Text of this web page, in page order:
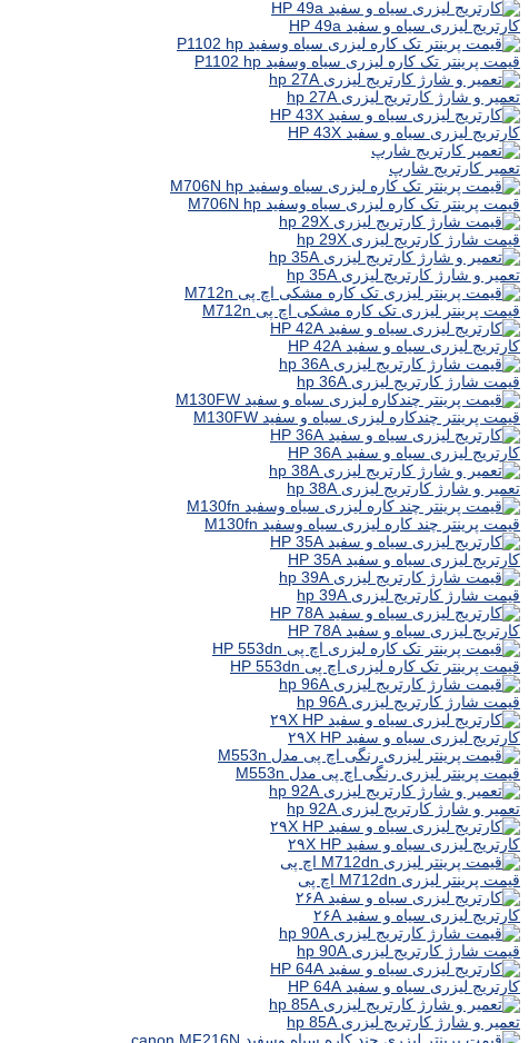
کارتریج لیزری سیاه و سفید HP 49a
قیمت پرینتر تک کاره لیزری سیاه وسفید P1102 hp
تعمیر و شارژ کارتریج لیزری hp 27A
کارتریج لیزری سیاه و سفید HP 43X
تعمیر کارتریج شارپ
قیمت پرینتر تک کاره لیزری سیاه وسفید M706N hp
قیمت شارژ کارتریج لیزری hp 29X
تعمیر و شارژ کارتریج لیزری hp 35A
قیمت پرینتر لیزری تک کاره مشکی اچ پی M712n
کارتریج لیزری سیاه و سفید HP 42A
قیمت شارژ کارتریج لیزری hp 36A
قیمت پرینتر چندکاره لیزری سیاه و سفید M130FW
کارتریج لیزری سیاه و سفید HP 36A
تعمیر و شارژ کارتریج لیزری hp 38A
قیمت پرینتر چند کاره لیزری سیاه وسفید M130fn
کارتریج لیزری سیاه و سفید HP 35A
قیمت شارژ کارتریج لیزری hp 39A
کارتریج لیزری سیاه و سفید HP 78A
قیمت پرینتر تک کاره لیزری اچ پی HP 553dn
قیمت شارژ کارتریج لیزری hp 96A
کارتریج لیزری سیاه و سفید ۲۹X HP
قیمت پرینتر لیزری رنگی اچ پی مدل M553n
تعمیر و شارژ کارتریج لیزری hp 92A
کارتریج لیزری سیاه و سفید ۲۹X HP
قیمت پرینتر لیزری M712dn اچ پی
کارتریج لیزری سیاه و سفید ۲۶A
قیمت شارژ کارتریج لیزری hp 90A
کارتریج لیزری سیاه و سفید HP 64A
تعمیر و شارژ کارتریج لیزری hp 85A